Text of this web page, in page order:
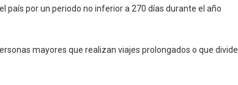
país por un periodo no inferior a 270 días durante el año
mayores que realizan viajes prolongados o que